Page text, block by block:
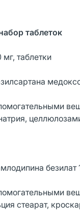
таблеток
таблетки
безилат
стеарат,